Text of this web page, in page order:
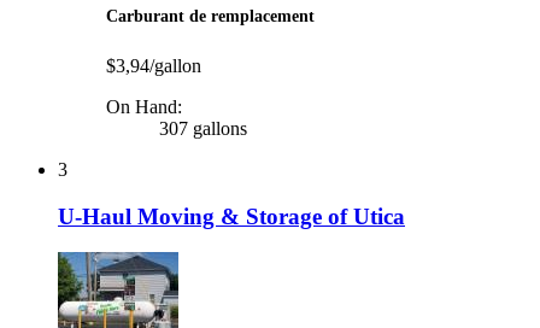
Carburant de remplacement
$3,94/gallon
On Hand:
307 gallons
3
U-Haul Moving & Storage of Utica